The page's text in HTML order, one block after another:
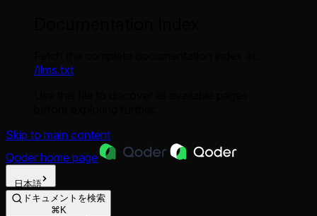
/llms.txt
Skip to main content
Qoder home page
日本語
ドキュメントを検索
⌘K